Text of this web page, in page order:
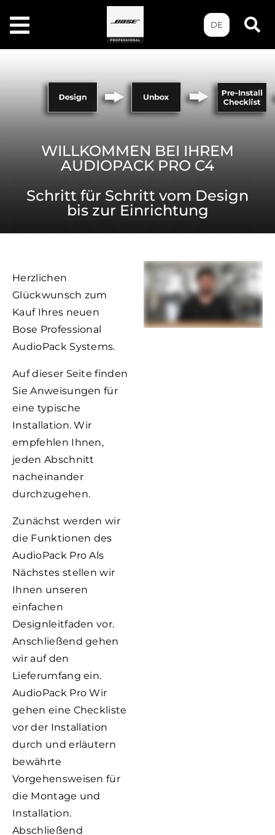
DE
WILLKOMMEN BEI IHREM
AUDIOPACK PRO C4
Schritt für Schritt vom Design
bis zur Einrichtung
Herzlichen
Glückwunsch zum
Kauf Ihres neuen
Bose Professional
AudioPack Systems.
Auf dieser Seite finden
Sie Anweisungen für
eine typische
Installation. Wir
empfehlen Ihnen,
jeden Abschnitt
nacheinander
durchzugehen.
Zunächst werden wir
die Funktionen des
AudioPack Pro Als
Nächstes stellen wir
Ihnen unseren
einfachen
Designleitfaden vor.
Anschließend gehen
wir auf den
Lieferumfang ein.
AudioPack Pro Wir
gehen eine Checkliste
vor der Installation
durch und erläutern
bewährte
Vorgehensweisen für
die Montage und
Installation.
Abschließend